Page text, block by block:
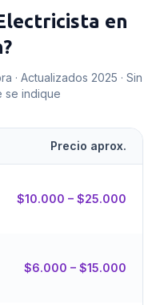
en
?
· Actualizados 2025 · Sin
se indique
Precio aprox.
$10.000 – $25.000
$6.000 – $15.000